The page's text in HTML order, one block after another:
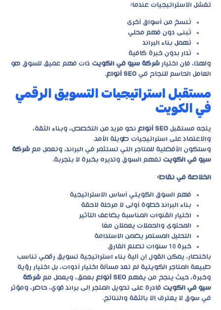
تفشل الاستراتيجيات عندما:
تُنسخ من أسواق أخرى
تُبنى دون فهم محلي
تُهمل بناء البراند
تُدار بدون خبرة كافية
ولهذا، فإن اختيار شركة سيو في الكويت ذات فهم عميق للسوق هو
العامل الحاسم للنجاح في SEO أنواع .
مستقبل استراتيجيات التسويق الرقمي
في الكويت
يتجه مستقبل SEO أنواع
نحو مزيد من التخصص، وبناء الثقة،
والاعتماد على استراتيجيات طويلة الأمد.
وستكون الأفضلية للمتاجر التي تستثمر في البراند، وتعمل مع شركة
سيو في الكويت تفهم السوق وتديره بخبرة لا بتجربة.
الخلاصة في نقاط:
فهم السوق الكويتي أساس الاستراتيجية
بناء البراند خطوة أولى لا مرحلة لاحقة
اختيار القنوات المناسبة يضاعف التأثير
المحتوى والحملات يعملان معًا
التحليل المستمر يضمن الاستدامة
خبرة 10 سنوات تصنع الفارق
باختصار، يمكن القول إن آلية بناء استراتيجية تسويق رقمي تناسب
طبيعة المتاجر الكويتية لم تعد مسألة اختيار أدوات، بل اختيار رؤية
وخبرة، حيث ينجح من يفهم SEO أنواع بعمق، ويعمل مع شركة
سيو في الكويت قادرة على تحويل المتجر إلى براند قوي، حاضر، ومؤثر
في سوق لا يعترف إلا بالثقة والنتائج.